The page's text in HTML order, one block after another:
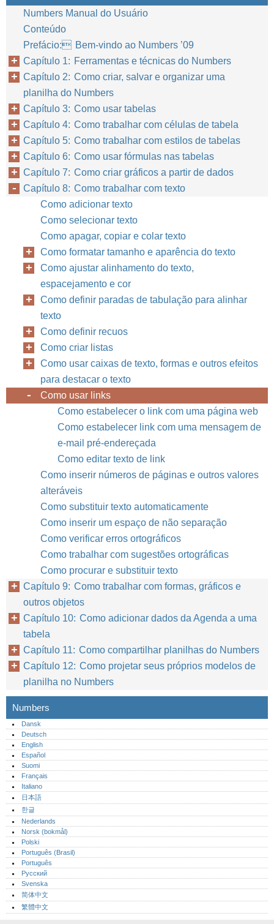
Numbers Manual do Usuário
Conteúdo
Prefácio: Bem-vindo ao Numbers ’09
Capítulo 1: Ferramentas e técnicas do Numbers
Capítulo 2: Como criar, salvar e organizar uma
planilha do Numbers
Capítulo 3: Como usar tabelas
Capítulo 4: Como trabalhar com células de tabela
Capítulo 5: Como trabalhar com estilos de tabelas
Capítulo 6: Como usar fórmulas nas tabelas
Capítulo 7: Como criar gráficos a partir de dados
Capítulo 8: Como trabalhar com texto
Como adicionar texto
Como selecionar texto
Como apagar, copiar e colar texto
Como formatar tamanho e aparência do texto
Como ajustar alinhamento do texto,
espacejamento e cor
Como definir paradas de tabulação para alinhar
texto
Como definir recuos
Como criar listas
Como usar caixas de texto, formas e outros efeitos
para destacar o texto
Como usar links
Como estabelecer o link com uma página web
Como estabelecer link com uma mensagem de
e-mail pré-endereçada
Como editar texto de link
Como inserir números de páginas e outros valores
alteráveis
Como substituir texto automaticamente
Como inserir um espaço de não separação
Como verificar erros ortográficos
Como trabalhar com sugestões ortográficas
Como procurar e substituir texto
Capítulo 9: Como trabalhar com formas, gráficos e
outros objetos
Capítulo 10: Como adicionar dados da Agenda a uma
tabela
Capítulo 11: Como compartilhar planilhas do Numbers
Capítulo 12: Como projetar seus próprios modelos de
planilha no Numbers
Numbers
Dansk
Deutsch
English
Español
Suomi
Français
Italiano
日本語
한글
Nederlands
Norsk (bokmål)‎
Polski
Português (Brasil)
Português‎
Русский
Svenska
简体中文
繁體中文